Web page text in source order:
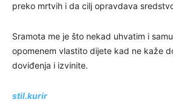
preko mrtvih i da cilj opravdava
Sramota me je što nekad uhvatim i
opomenem vlastito dijete kad ne kaže
doviđenja i izvinite.
stil.kurir